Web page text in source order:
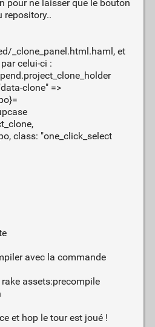
pour ne laisser que le bouton
repository..
_clone_panel.html.haml, et
celui-ci :
clone" =>
class: "one_click_select
avec la commande
assets:precompile
et hop le tour est joué !